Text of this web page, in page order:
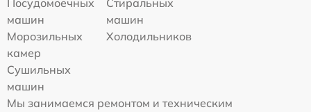
Посудомоечных
машин
Стиральных
машин
Морозильных
камер
Холодильников
Сушильных
машин
Мы занимаемся ремонтом и техническим